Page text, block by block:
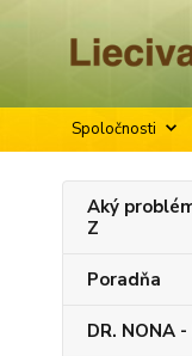
Spoločnosti
Aký
Z
Poradňa
DR. NONA